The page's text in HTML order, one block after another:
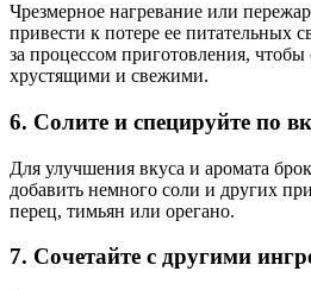
Чрезмерное нагревание или
привести к потере ее питательных
за процессом приготовления,
хрустящими и свежими.
6. Солите и специруйте по
Для улучшения вкуса и аромата
добавить немного соли и других
перец, тимьян или орегано.
7. Сочетайте с другими